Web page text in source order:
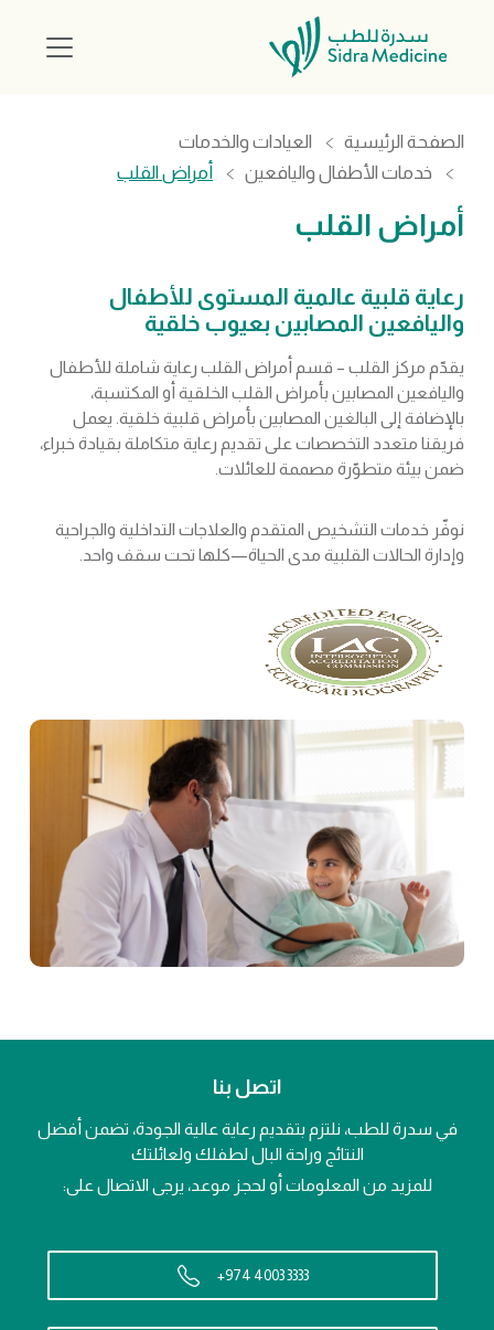
الصفحة الرئيسية
العيادات والخدمات
خدمات الأطفال واليافعين
أمراض القلب
أمراض القلب
رعاية قلبية عالمية المستوى للأطفال
واليافعين المصابين بعيوب خلقية
يقدّم مركز القلب – قسم أمراض القلب رعاية شاملة للأطفال
واليافعين المصابين بأمراض القلب الخلقية أو المكتسبة،
بالإضافة إلى البالغين المصابين بأمراض قلبية خلقية. يعمل
فريقنا متعدد التخصصات على تقديم رعاية متكاملة بقيادة خبراء،
ضمن بيئة متطوّرة مصممة للعائلات.
نوفّر خدمات التشخيص المتقدم والعلاجات التداخلية والجراحية
وإدارة الحالات القلبية مدى الحياة—كلها تحت سقف واحد.
اتصل بنا
في سدرة للطب، نلتزم بتقديم رعاية عالية الجودة، تضمن أفضل
النتائج وراحة البال لطفلك ولعائلتك
للمزيد من المعلومات أو لحجز موعد، يرجى الاتصال على:
+974 4003 3333